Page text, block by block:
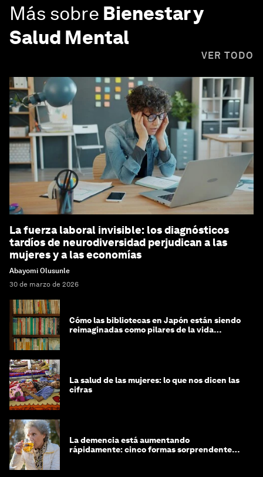
Más sobre Bienestar y
Salud Mental
VER TODO
La fuerza laboral invisible: los diagnósticos
tardíos de neurodiversidad perjudican a las
mujeres y a las economías
Abayomi Olusunle
30 de marzo de 2026
Cómo las bibliotecas en Japón están siendo
reimaginadas como pilares de la vida
La salud de las mujeres: lo que nos dicen las
cifras
La demencia está aumentando
rápidamente: cinco formas sorprendentes